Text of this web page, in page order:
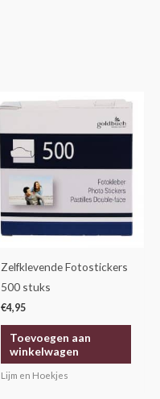
Zelfklevende Fotostickers
500 stuks
€4,95
Toevoegen aan
winkelwagen
Lijm en Hoekjes